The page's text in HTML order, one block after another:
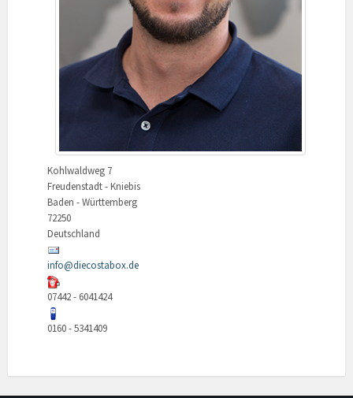
Kohlwaldweg 7
Freudenstadt - Kniebis
Baden - Württemberg
72250
Deutschland
info@diecostabox.de
07442 - 6041424
0160 - 5341409